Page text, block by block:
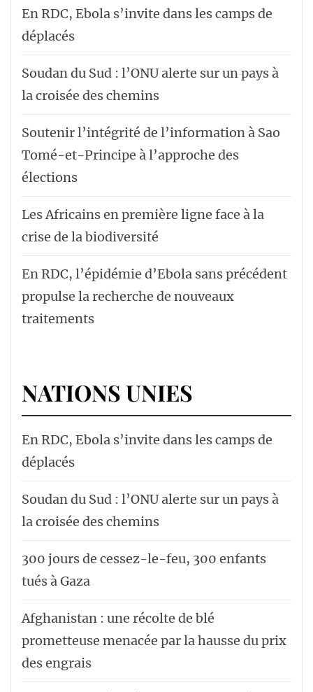
En RDC, Ebola s’invite dans les camps de
déplacés
Soudan du Sud : l’ONU alerte sur un pays à
la croisée des chemins
Soutenir l’intégrité de l’information à Sao
Tomé-et-Principe à l’approche des
élections
Les Africains en première ligne face à la
crise de la biodiversité
En RDC, l’épidémie d’Ebola sans précédent
propulse la recherche de nouveaux
traitements
NATIONS UNIES
En RDC, Ebola s’invite dans les camps de
déplacés
Soudan du Sud : l’ONU alerte sur un pays à
la croisée des chemins
300 jours de cessez-le-feu, 300 enfants
tués à Gaza
Afghanistan : une récolte de blé
prometteuse menacée par la hausse du prix
des engrais